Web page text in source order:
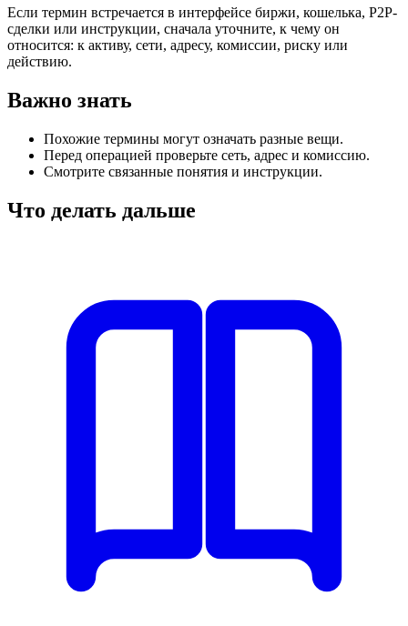
Если термин встречается в интерфейсе биржи, кошелька, P2P-
сделки или инструкции, сначала уточните, к чему он
относится: к активу, сети, адресу, комиссии, риску или
действию.
Важно знать
Похожие термины могут означать разные вещи.
Перед операцией проверьте сеть, адрес и комиссию.
Смотрите связанные понятия и инструкции.
Что делать дальше